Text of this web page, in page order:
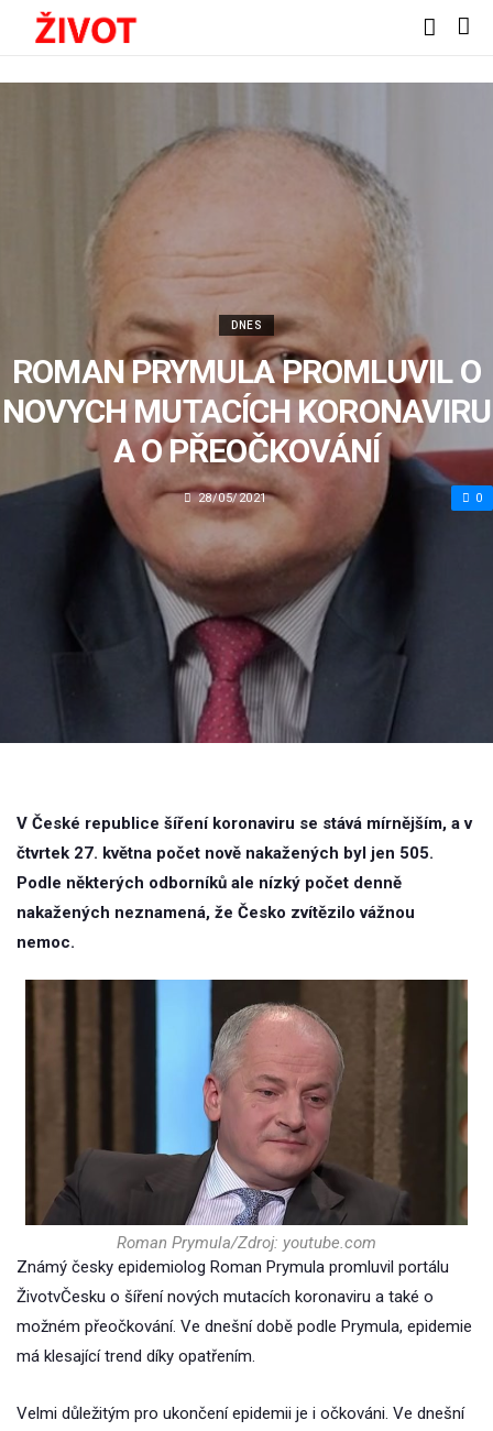
DNES
ROMAN PRYMULA PROMLUVIL O
NOVYCH MUTACÍCH KORONAVIRU
A O PŘEOČKOVÁNÍ
28/05/2021 0
V České republice šíření koronaviru se stává mírnějším, a v
čtvrtek 27. května počet nově nakažených byl jen 505.
Podle některých odborníků ale nízký počet denně
nakažených neznamená, že Česko zvítězilo vážnou
nemoc.
Roman Prymula/Zdroj: youtube.com
Známý česky epidemiolog Roman Prymula promluvil portálu
ŽivotvČesku o šíření nových mutacích koronaviru a také o
možném přeočkování. Ve dnešní době podle Prymula, epidemie
má klesající trend díky opatřením.
Velmi důležitým pro ukončení epidemii je i očkováni. Ve dnešní